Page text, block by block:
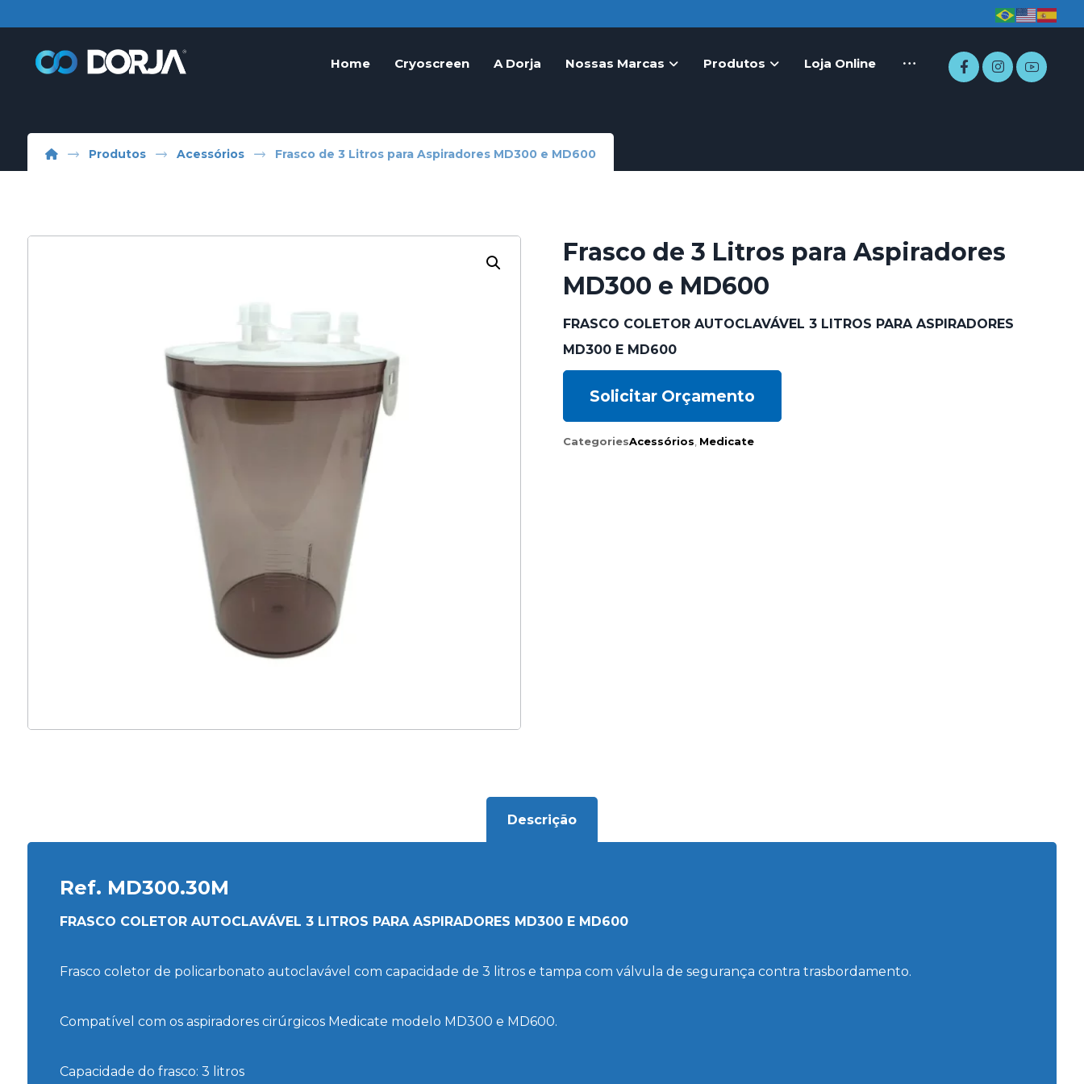
Home Cryoscreen A Dorja Nossas Marcas Produtos Loja Online
Produtos Acessórios Frasco de 3 Litros para Aspiradores MD300 e MD600
Frasco de 3 Litros para Aspiradores
MD300 e MD600
FRASCO COLETOR AUTOCLAVÁVEL 3 LITROS PARA ASPIRADORES
MD300 E MD600
Solicitar Orçamento
CategoriesAcessórios Medicate
Descrição
Ref. MD300.30M
FRASCO COLETOR AUTOCLAVÁVEL 3 LITROS PARA ASPIRADORES MD300 E MD600
Frasco coletor de policarbonato autoclavável com capacidade de 3 litros e tampa com válvula de segurança contra trasbordamento.
Compatível com os aspiradores cirúrgicos Medicate modelo MD300 e MD600.
Capacidade do frasco: 3 litros